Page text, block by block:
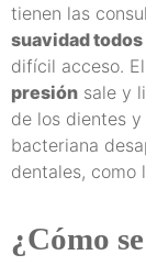
tienen las
suavidad
difícil acceso.
presión sale y
de los dientes
bacteriana
dentales, como
¿Cómo